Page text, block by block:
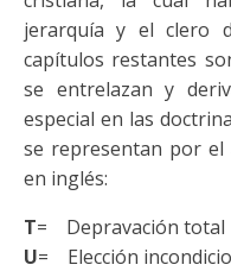
jerarquía y el clero
capítulos restantes
se entrelazan y
especial en las
se representan por el
en inglés:
T= Depravación total
U= Elección